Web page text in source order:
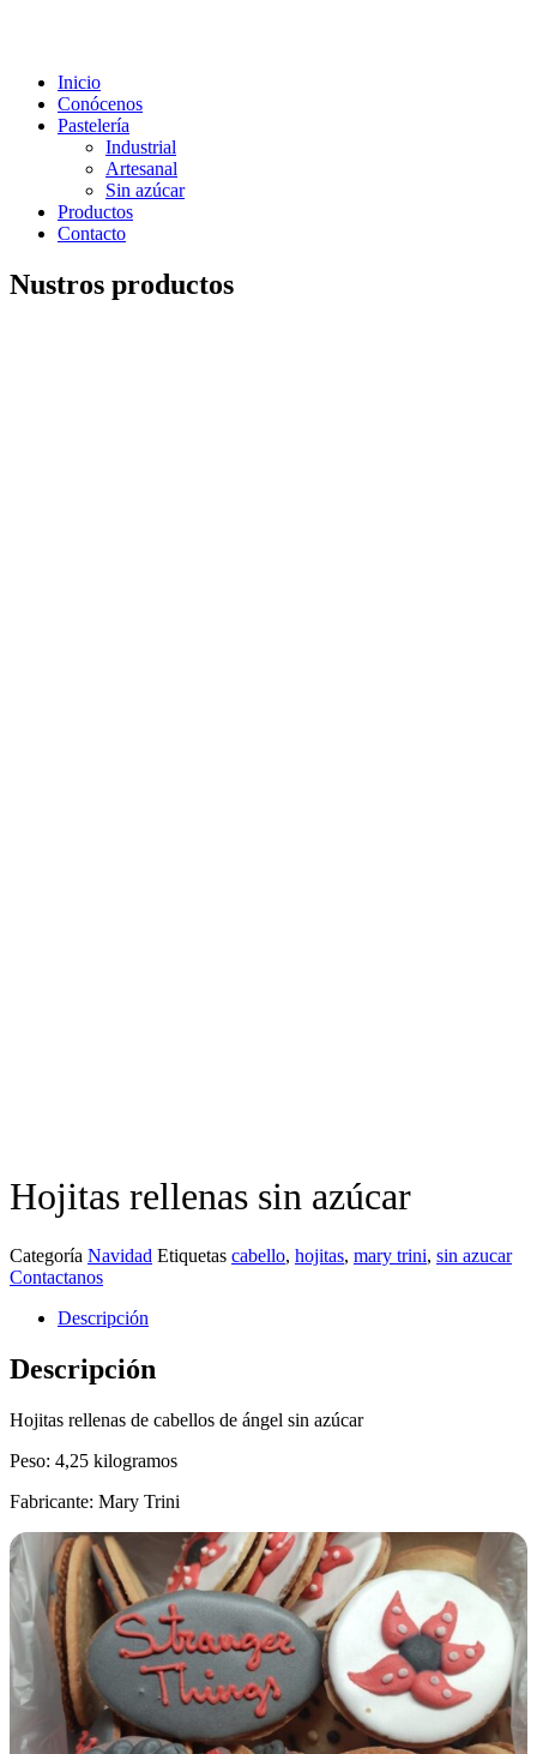
Inicio
Conócenos
Pastelería
Industrial
Artesanal
Sin azúcar
Productos
Contacto
Nustros productos
Hojitas rellenas sin azúcar
Categoría Navidad Etiquetas cabello, hojitas, mary trini, sin azucar
Contactanos
Descripción
Descripción
Hojitas rellenas de cabellos de ángel sin azúcar
Peso: 4,25 kilogramos
Fabricante: Mary Trini